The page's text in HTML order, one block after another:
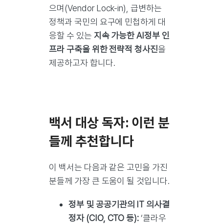
으며(Vendor Lock-in), 급변하는
정책과 국민의 요구에 민첩하게 대
응할 수 있는 지속 가능한 AI정부 인
프라 구축을 위한 전략적 청사진을
제공하고자 합니다.
백서 대상 독자: 이런 분
들께 추천합니다
이 백서는 다음과 같은 고민을 가진
분들께 가장 큰 도움이 될 것입니다.
정부 및 공공기관의 IT 의사결
정자 (CIO, CTO 등):‘클라우